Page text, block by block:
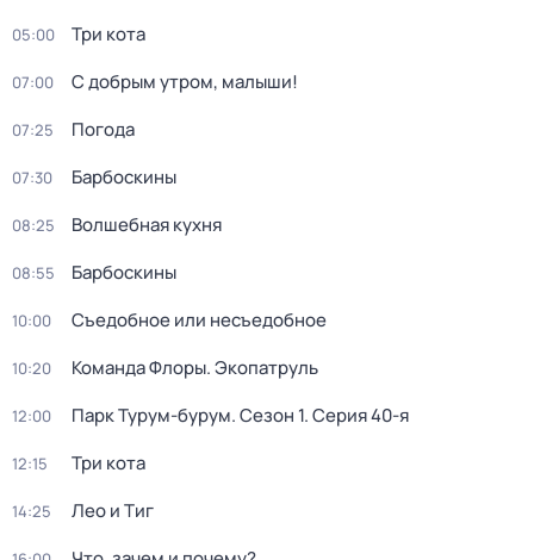
05:00 Три кота
07:00 С добрым утром, малыши!
07:25 Погода
07:30 Барбоскины
08:25 Волшебная кухня
08:55 Барбоскины
10:00 Съедобное или несъедобное
10:20 Команда Флоры. Экопатруль
12:00 Парк Турум-бурум. Сезон 1. Серия 40-я
12:15 Три кота
14:25 Лео и Тиг